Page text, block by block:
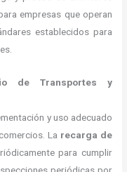
empresas que operan
establecidos para
de Transportes y
y uso adecuado
La recarga de
para cumplir